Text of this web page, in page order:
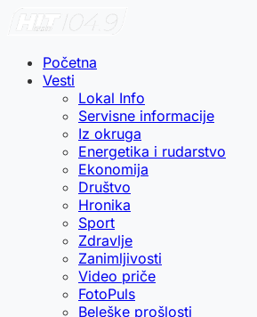
Početna
Vesti
Lokal Info
Servisne informacije
Iz okruga
Energetika i rudarstvo
Ekonomija
Društvo
Hronika
Sport
Zdravlje
Zanimljivosti
Video priče
FotoPuls
Beleške prošlosti